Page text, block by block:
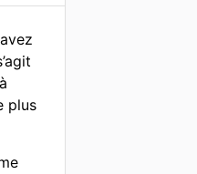
plus